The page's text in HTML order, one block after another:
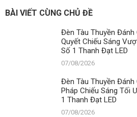
BÀI VIẾT CÙNG CHỦ ĐỀ
Đèn Tàu Thuyền Đánh
Quyết Chiếu Sáng
Số 1 Thanh Đạt LED
07/08/2026
Đèn Tàu Thuyền Đánh
Pháp Chiếu Sáng Tối
1 Thanh Đạt LED
07/08/2026